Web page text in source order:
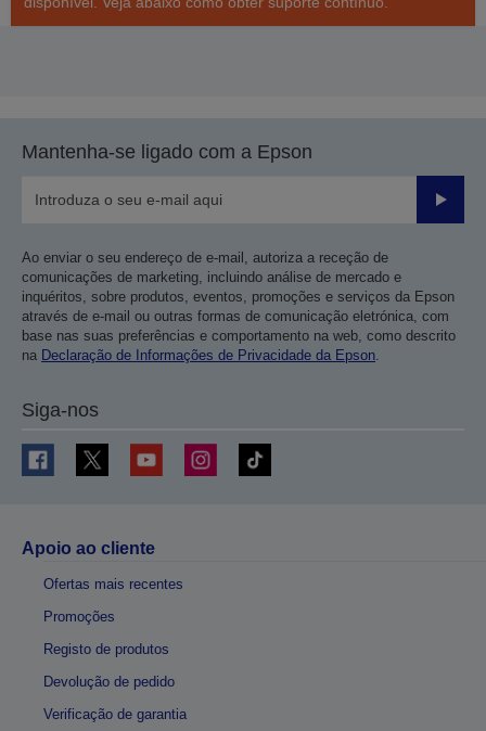
Mantenha-se ligado com a Epson
Enviar
Ao enviar o seu endereço de e-mail, autoriza a receção de
comunicações de marketing, incluindo análise de mercado e
inquéritos, sobre produtos, eventos, promoções e serviços da Epson
através de e-mail ou outras formas de comunicação eletrónica, com
base nas suas preferências e comportamento na web, como descrito
na Declaração de Informações de Privacidade da Epson.
Siga-nos
Apoio ao cliente
Ofertas mais recentes
Promoções
Registo de produtos
Devolução de pedido
Verificação de garantia